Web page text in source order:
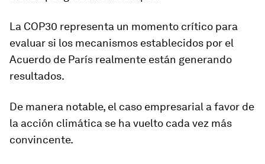
La COP30 representa un momento crítico para
evaluar si los mecanismos establecidos por el
Acuerdo de París realmente están generando
resultados.
De manera notable, el caso empresarial a favor de
la acción climática se ha vuelto cada vez más
convincente.